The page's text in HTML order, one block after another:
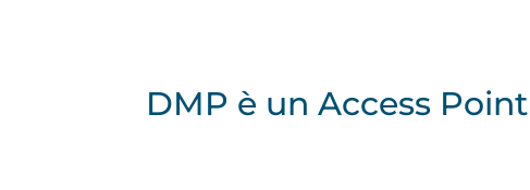
DMP è un Access